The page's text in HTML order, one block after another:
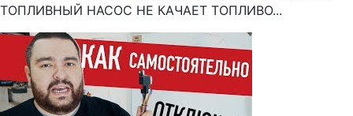
ТОПЛИВНЫЙ НАСОС НЕ КАЧАЕТ ТОПЛИВО...